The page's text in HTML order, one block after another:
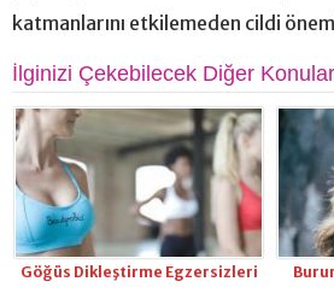
katmanlarını etkilemeden cildi
İlginizi Çekebilecek Diğer Konular
Göğüs Dikleştirme Egzersizleri